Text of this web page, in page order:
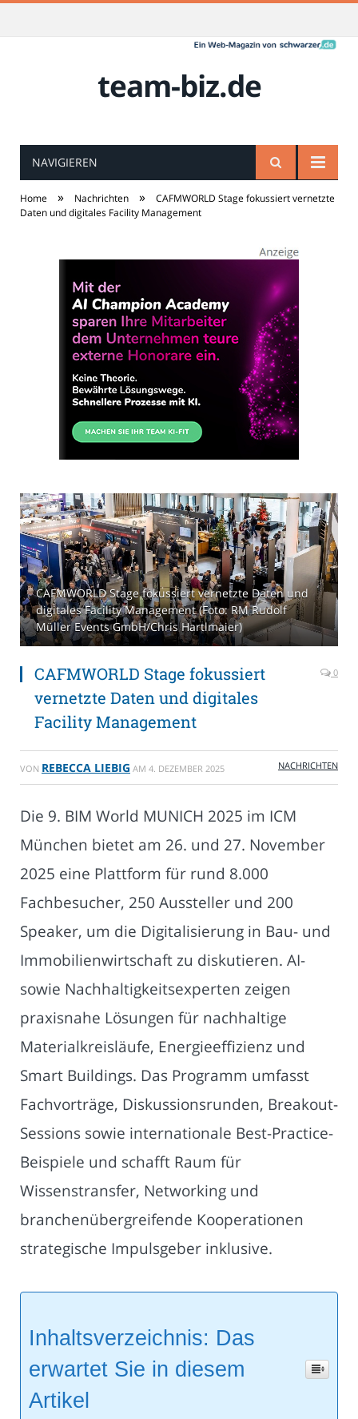
team-biz.de
NAVIGIEREN
Home » Nachrichten »
CAFMWORLD Stage fokussiert vernetzte
Daten und digitales Facility Management
CAFMWORLD Stage fokussiert vernetzte Daten und
digitales Facility Management (Foto: RM Rudolf
Müller Events GmbH/Chris Hartlmaier)
CAFMWORLD Stage fokussiert
vernetzte Daten und digitales
Facility Management
0
VON REBECCA LIEBIG AM 4. DEZEMBER 2025 NACHRICHTEN
Die 9. BIM World MUNICH 2025 im ICM
München bietet am 26. und 27. November
2025 eine Plattform für rund 8.000
Fachbesucher, 250 Aussteller und 200
Speaker, um die Digitalisierung in Bau- und
Immobilienwirtschaft zu diskutieren. AI-
sowie Nachhaltigkeitsexperten zeigen
praxisnahe Lösungen für nachhaltige
Materialkreisläufe, Energieeffizienz und
Smart Buildings. Das Programm umfasst
Fachvorträge, Diskussionsrunden, Breakout-
Sessions sowie internationale Best-Practice-
Beispiele und schafft Raum für
Wissenstransfer, Networking und
branchenübergreifende Kooperationen
strategische Impulsgeber inklusive.
Inhaltsverzeichnis: Das
erwartet Sie in diesem
Artikel